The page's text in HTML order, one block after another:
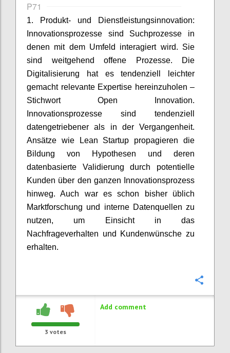
P71
1. Produkt- und Dienstleistungsinnovation:
Innovationsprozesse sind Suchprozesse in
denen mit dem Umfeld interagiert wird. Sie
sind weitgehend offene Prozesse. Die
Digitalisierung hat es tendenziell leichter
gemacht relevante Expertise hereinzuholen –
Stichwort Open Innovation.
Innovationsprozesse sind tendenziell
datengetriebener als in der Vergangenheit.
Ansätze wie Lean Startup propagieren die
Bildung von Hypothesen und deren
datenbasierte Validierung durch potentielle
Kunden über den ganzen Innovationsprozess
hinweg. Auch war es schon bisher üblich
Marktforschung und interne Datenquellen zu
nutzen, um Einsicht in das
Nachfrageverhalten und Kundenwünsche zu
erhalten.
3 votes
Add comment